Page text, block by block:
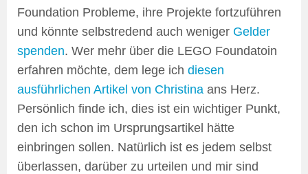
Foundation Probleme, ihre Projekte fortzuführen
und könnte selbstredend auch weniger Gelder
spenden. Wer mehr über die LEGO Foundatoin
erfahren möchte, dem lege ich diesen
ausführlichen Artikel von Christina ans Herz.
Persönlich finde ich, dies ist ein wichtiger Punkt,
den ich schon im Ursprungsartikel hätte
einbringen sollen. Natürlich ist es jedem selbst
überlassen, darüber zu urteilen und mir sind